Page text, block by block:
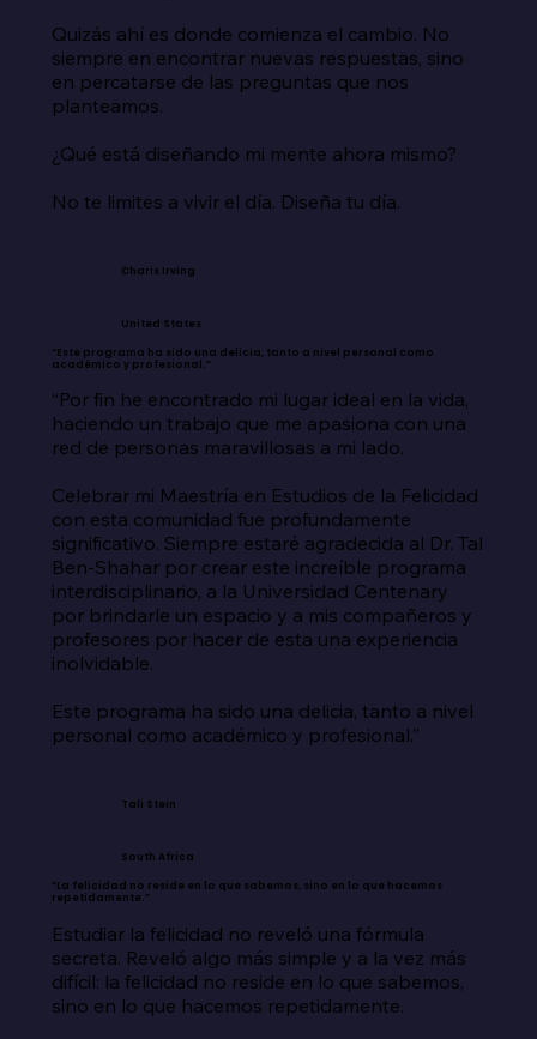
Quizás ahí es donde comienza el cambio. No
siempre en encontrar nuevas respuestas, sino
en percatarse de las preguntas que nos
planteamos.
¿Qué está diseñando mi mente ahora mismo?
No te limites a vivir el día. Diseña tu día.
Charis Irving
United States
“Este programa ha sido una delicia, tanto a nivel personal como
académico y profesional.”
“Por fin he encontrado mi lugar ideal en la vida,
haciendo un trabajo que me apasiona con una
red de personas maravillosas a mi lado.
Celebrar mi Maestría en Estudios de la Felicidad
con esta comunidad fue profundamente
significativo. Siempre estaré agradecida al Dr. Tal
Ben-Shahar por crear este increíble programa
interdisciplinario, a la Universidad Centenary
por brindarle un espacio y a mis compañeros y
profesores por hacer de esta una experiencia
inolvidable.
Este programa ha sido una delicia, tanto a nivel
personal como académico y profesional.”
Tali Stein
South Africa
“La felicidad no reside en lo que sabemos, sino en lo que hacemos
repetidamente.”
Estudiar la felicidad no reveló una fórmula
secreta. Reveló algo más simple y a la vez más
difícil: la felicidad no reside en lo que sabemos,
sino en lo que hacemos repetidamente.